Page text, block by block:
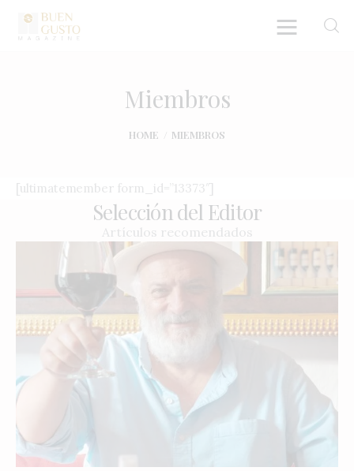
Miembros
HOME MIEMBROS
Entrevistas
Directorio y Autores
[ultimatemember form_id=”13373″]
Selección del Editor
Artículos recomendados